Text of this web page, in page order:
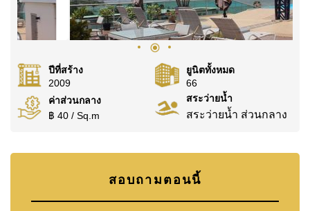
ปีที่สร้าง
2009
ยูนิตทั้งหมด
66
ค่าส่วนกลาง
฿ 40 / Sq.m
สระว่ายน้ำ
สระว่ายน้ำ ส่วนกลาง
สอบถามตอนนี้